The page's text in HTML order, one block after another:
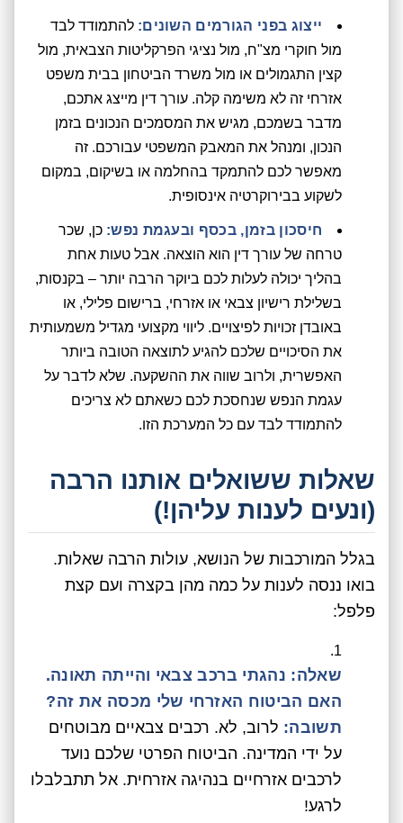
ייצוג בפני הגורמים השונים: להתמודד לבד
מול חוקרי מצ"ח, מול נציגי הפרקליטות הצבאית, מול
קצין התגמולים או מול משרד הביטחון בבית משפט
אזרחי זה לא משימה קלה. עורך דין מייצג אתכם,
מדבר בשמכם, מגיש את המסמכים הנכונים בזמן
הנכון, ומנהל את המאבק המשפטי עבורכם. זה
מאפשר לכם להתמקד בהחלמה או בשיקום, במקום
לשקוע בבירוקרטיה אינסופית.
חיסכון בזמן, בכסף ובעגמת נפש: כן, שכר
טרחה של עורך דין הוא הוצאה. אבל טעות אחת
בהליך יכולה לעלות לכם ביוקר הרבה יותר – בקנסות,
בשלילת רישיון צבאי או אזרחי, ברישום פלילי, או
באובדן זכויות לפיצויים. ליווי מקצועי מגדיל משמעותית
את הסיכויים שלכם להגיע לתוצאה הטובה ביותר
האפשרית, ולרוב שווה את ההשקעה. שלא לדבר על
עגמת הנפש שנחסכת לכם כשאתם לא צריכים
להתמודד לבד עם כל המערכת הזו.
שאלות ששואלים אותנו הרבה
(ונעים לענות עליהן!)
בגלל המורכבות של הנושא, עולות הרבה שאלות.
בואו ננסה לענות על כמה מהן בקצרה ועם קצת
פלפל:
שאלה: נהגתי ברכב צבאי והייתה תאונה.
האם הביטוח האזרחי שלי מכסה את זה?
תשובה: לרוב, לא. רכבים צבאיים מבוטחים
על ידי המדינה. הביטוח הפרטי שלכם נועד
לרכבים אזרחיים בנהיגה אזרחית. אל תתבלבלו
לרגע!